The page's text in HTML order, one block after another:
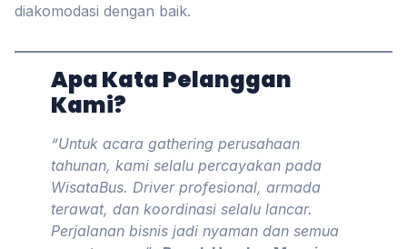
diakomodasi dengan baik.
Apa Kata Pelanggan
Kami?
“Untuk acara gathering perusahaan
tahunan, kami selalu percayakan pada
WisataBus. Driver profesional, armada
terawat, dan koordinasi selalu lancar.
Perjalanan bisnis jadi nyaman dan semua